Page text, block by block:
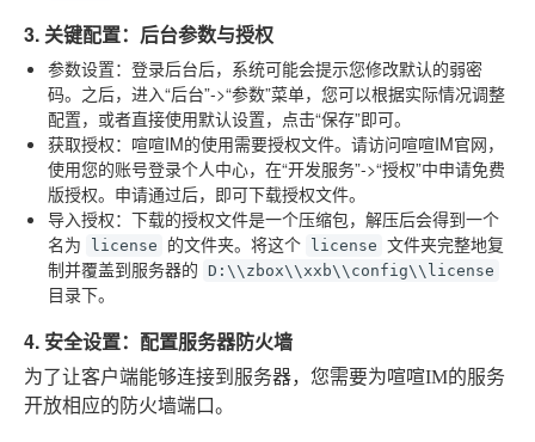
3. 关键配置：后台参数与授权
参数设置：登录后台后，系统可能会提示您修改默认的弱密
码。之后，进入“后台”->“参数”菜单，您可以根据实际情况调整
配置，或者直接使用默认设置，点击“保存”即可。
获取授权：喧喧IM的使用需要授权文件。请访问喧喧IM官网，
使用您的账号登录个人中心，在“开发服务”->“授权”中申请免费
版授权。申请通过后，即可下载授权文件。
导入授权：下载的授权文件是一个压缩包，解压后会得到一个
名为
license 的文件夹。将这个 license 文件夹完整地复
制并覆盖到服务器的 D:\\zbox\\xxb\\config\\license
目录下。
4. 安全设置：配置服务器防火墙
为了让客户端能够连接到服务器，您需要为喧喧IM的服务
开放相应的防火墙端口。